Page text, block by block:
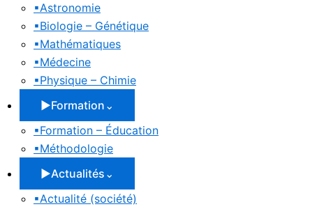
▪Astronomie
▪Biologie – Génétique
▪Mathématiques
▪Médecine
▪Physique – Chimie
▶Formation ⌄
▪Formation – Éducation
▪Méthodologie
▶Actualités ⌄
▪Actualité (société)